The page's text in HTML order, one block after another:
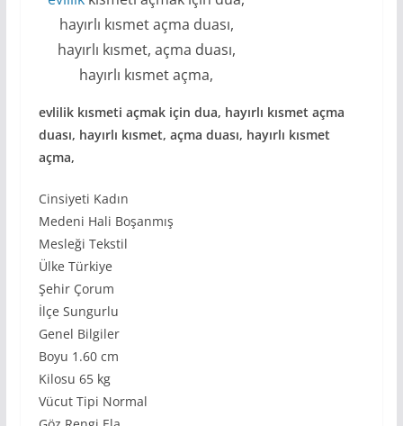
hayırlı kısmet açma duası,
hayırlı kısmet, açma duası,
hayırlı kısmet açma,
evlilik kısmeti açmak için dua, hayırlı kısmet açma
duası, hayırlı kısmet, açma duası, hayırlı kısmet
açma,
Cinsiyeti Kadın
Medeni Hali Boşanmış
Mesleği Tekstil
Ülke Türkiye
Şehir Çorum
İlçe Sungurlu
Genel Bilgiler
Boyu 1.60 cm
Kilosu 65 kg
Vücut Tipi Normal